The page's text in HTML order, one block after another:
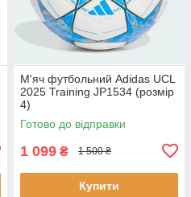
М'яч футбольний Adidas UCL
2025 Training JP1534 (розмір
4)
Готово до відправки
1 099 ₴ 1 500 ₴
Купити